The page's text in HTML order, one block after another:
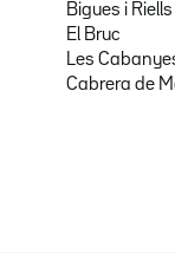
Bigues i
El Bruc
Les
Cabrera de